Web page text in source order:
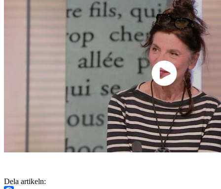
Dela artikeln: